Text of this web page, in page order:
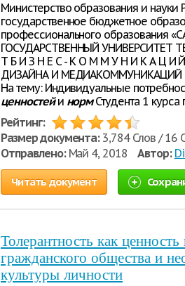
Министерство образования и
государственное бюджетное
профессионального образования
ГОСУДАРСТВЕННЫЙ УНИВЕРСИТЕТ
Т Б И З Н Е С - К О М М У Н И К А Ц
ДИЗАЙНА И МЕДИАКОММУНИКАЦИЙ
На тему: Индивидуальные
ценностейи нормСтудента 1
Рейтинг:
Размер документа:3,784 Слов / 16
Отправлено:Май 4, 2018 Автор:
Читать документ
Толерантность как
гражданского общества и
культуры личности